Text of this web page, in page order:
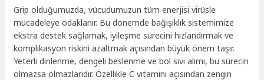
Grip olduğumuzda, vücudumuzun tüm enerjisi virüsle
mücadeleye odaklanır. Bu dönemde bağışıklık sistemimize
ekstra destek sağlamak, iyileşme sürecini hızlandırmak ve
komplikasyon riskini azaltmak açısından büyük önem taşır.
Yeterli dinlenme, dengeli beslenme ve bol sıvı alımı, bu sürecin
olmazsa olmazlarıdır. Özellikle C vitamini açısından zengin